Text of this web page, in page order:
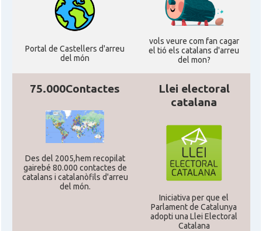
Portal de Castellers d'arreu
del món
vols veure com fan cagar
el tió els catalans d'arreu
del mon?
75.000Contactes
Des del 2005,hem recopilat
gairebé 80.000 contactes de
catalans i catalanòfils d'arreu
del món.
Llei electoral
catalana
Iniciativa per que el
Parlament de Catalunya
adopti una Llei Electoral
Catalana